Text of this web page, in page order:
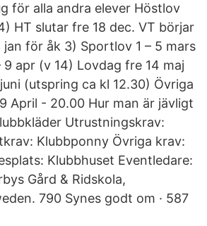
för alla andra elever Höstlov
HT slutar fre 18 dec. VT börjar
jan för åk 3) Sportlov 1 – 5 mars
9 apr (v 14) Lovdag fre 14 maj
(utspring ca kl 12.30) Övriga
April - 20.00 Hur man är jävligt
Utrustningskrav:
Klubbponny Övriga krav:
Klubbhuset Eventledare:
Gård & Ridskola,
790 Synes godt om · 587